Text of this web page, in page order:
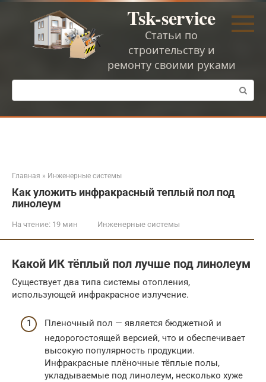
Перейти
Tsk-service
Статьи по
строительству и
ремонту своими руками
Поиск:
Главная » Инженерные системы
Как уложить инфракрасный теплый пол под
линолеум
На чтение: 19 мин Инженерные системы
Какой ИК тёплый пол лучше под линолеум
Существует два типа системы отопления,
использующей инфракрасное излучение.
Пленочный пол — является бюджетной и
недорогостоящей версией, что и обеспечивает
высокую популярность продукции.
Инфракрасные плёночные тёплые полы,
укладываемые под линолеум, несколько хуже